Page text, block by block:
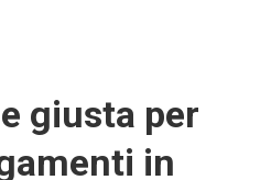
giusta per
in